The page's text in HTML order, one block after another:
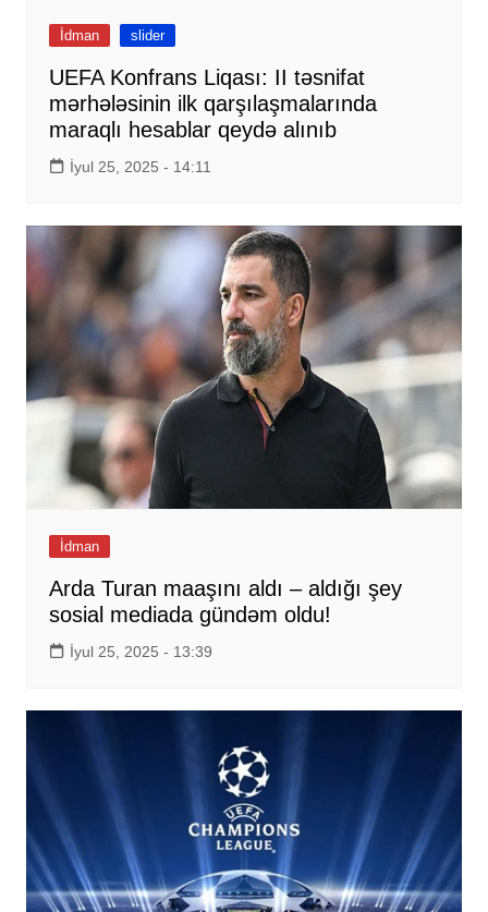
İdman slider
UEFA Konfrans Liqası: II təsnifat
mərhələsinin ilk qarşılaşmalarında
maraqlı hesablar qeydə alınıb
İyul 25, 2025 - 14:11
İdman
Arda Turan maaşını aldı – aldığı şey
sosial mediada gündəm oldu!
İyul 25, 2025 - 13:39